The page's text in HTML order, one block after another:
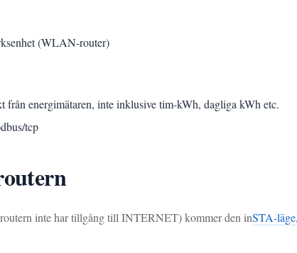
(WLAN-router)
från energimätaren, inte inklusive tim-kWh, dagliga kWh etc.
tcp
inte har tillgång till INTERNET) kommer den inSTA-läge